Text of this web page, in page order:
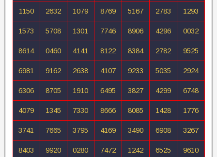
1150 2632 1079 8769 5167 2783 1293
1573 5708 1301 7746 8906 4296 0032
8614 0460 4141 8122 8384 2782 9525
6981 9162 2638 4107 9233 5035 2924
6306 8705 1910 6495 3827 4299 6748
4079 1345 7330 8666 8085 1428 1776
3741 7665 3795 4169 3490 6908 3267
8403 9920 0280 7472 1242 6525 9610